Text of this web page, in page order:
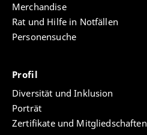
Merchandise
Rat und Hilfe in Notfällen
Personensuche
Profil
Diversität und Inklusion
Porträt
Zertifikate und Mitgliedschaften